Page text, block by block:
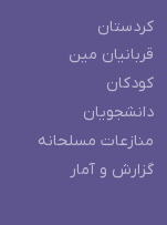
کردستان
قربانیان مین
کودکان
دانشجویان
منازعات مسلحانه
گزارش و آمار